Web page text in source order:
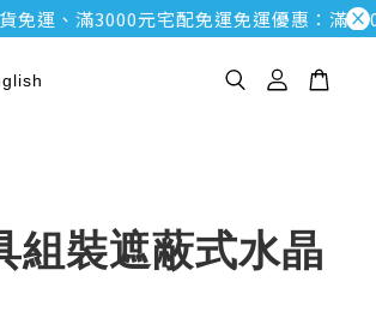
、滿3000元宅配免運免運優惠：滿1000元
組裝遮蔽式水晶